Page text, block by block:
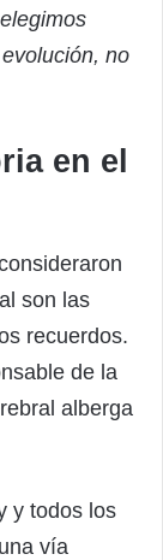
no
en el
son las
recuerdos.
de la
alberga
y todos los
vía